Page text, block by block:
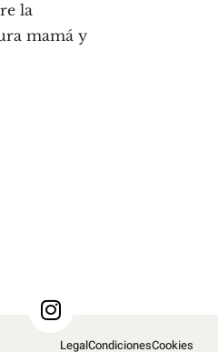
la
mamá y
LegalCondicionesCookies